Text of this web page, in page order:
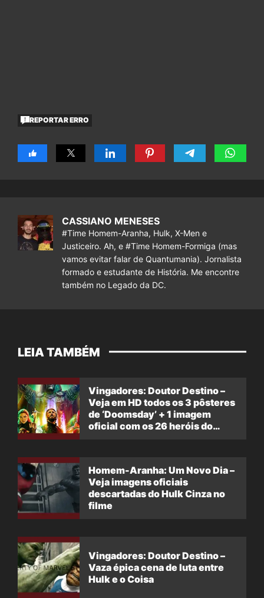
REPORTAR ERRO
CASSIANO MENESES
#Time Homem-Aranha, Hulk, X-Men e
Justiceiro. Ah, e #Time Homem-Formiga (mas
vamos evitar falar de Quantumania). Jornalista
formado e estudante de História. Me encontre
também no Legado da DC.
LEIA TAMBÉM
Vingadores: Doutor Destino –
Veja em HD todos os 3 pôsteres
de ‘Doomsday’ + 1 imagem
oficial com os 26 heróis do
Homem-Aranha: Um Novo Dia –
Veja imagens oficiais
descartadas do Hulk Cinza no
filme
Vingadores: Doutor Destino –
Vaza épica cena de luta entre
Hulk e o Coisa